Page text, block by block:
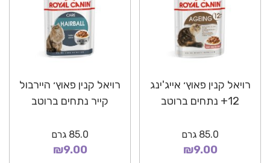
רויאל קנין פאוץ׳ אייג'ינג
12+ נתחים ברוטב
85.0 גרם
₪9.00
רויאל קנין פאוץ׳ היירבול
קייר נתחים ברוטב
85.0 גרם
₪9.00